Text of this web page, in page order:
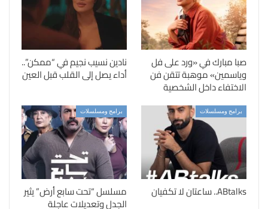
صبا مبارك في «ورد على فل
وياسمين» موهبة تتقن فن
الاختفاء داخل الشخصية
نادين نسيب نجيم في “ممكن”..
أداء يصل إلى القلب قبل العين
برامج ومسلسلات
ABtalks.. ساعتان لا تكفيان
برامج ومسلسلات
مسلسل “تحت سابع أرض” يثير
الجدل وتعديلات عاجلة